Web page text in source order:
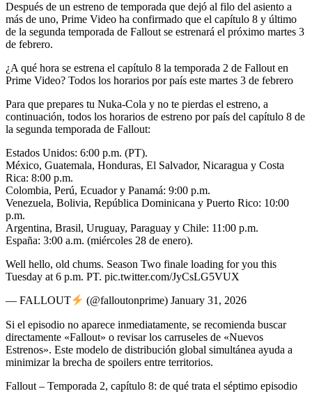
Después de un estreno de temporada que dejó al filo del asiento a
más de uno, Prime Video ha confirmado que el capítulo 8 y último
de la segunda temporada de Fallout se estrenará el próximo martes 3
de febrero.
¿A qué hora se estrena el capítulo 8 la temporada 2 de Fallout en
Prime Video? Todos los horarios por país este martes 3 de febrero
Para que prepares tu Nuka-Cola y no te pierdas el estreno, a
continuación, todos los horarios de estreno por país del capítulo 8 de
la segunda temporada de Fallout:
Estados Unidos: 6:00 p.m. (PT).
México, Guatemala, Honduras, El Salvador, Nicaragua y Costa
Rica: 8:00 p.m.
Colombia, Perú, Ecuador y Panamá: 9:00 p.m.
Venezuela, Bolivia, República Dominicana y Puerto Rico: 10:00
p.m.
Argentina, Brasil, Uruguay, Paraguay y Chile: 11:00 p.m.
España: 3:00 a.m. (miércoles 28 de enero).
Well hello, old chums. Season Two finale loading for you this
Tuesday at 6 p.m. PT. pic.twitter.com/JyCsLG5VUX
— FALLOUT
(@falloutonprime) January 31, 2026
Si el episodio no aparece inmediatamente, se recomienda buscar
directamente «Fallout» o revisar los carruseles de «Nuevos
Estrenos». Este modelo de distribución global simultánea ayuda a
minimizar la brecha de spoilers entre territorios.
Fallout – Temporada 2, capítulo 8: de qué trata el séptimo episodio